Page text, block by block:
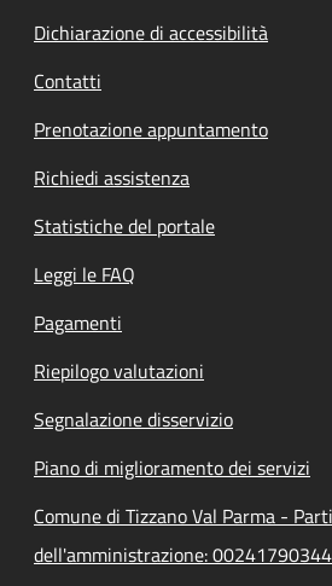
Dichiarazione di accessibilità
Contatti
Prenotazione appuntamento
Richiedi assistenza
Statistiche del portale
Leggi le FAQ
Pagamenti
Riepilogo valutazioni
Segnalazione disservizio
Piano di miglioramento dei servizi
Comune di Tizzano Val Parma -
dell'amministrazione: